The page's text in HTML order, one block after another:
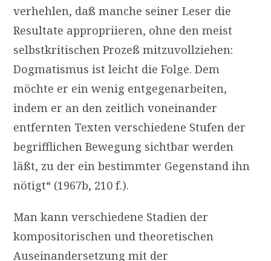
verhehlen, daß manche seiner Leser die
Resultate appropriieren, ohne den meist
selbstkritischen Prozeß mitzuvollziehen:
Dogmatismus ist leicht die Folge. Dem
möchte er ein wenig entgegenarbeiten,
indem er an den zeitlich voneinander
entfernten Texten verschiedene Stufen der
begrifflichen Bewegung sichtbar werden
läßt, zu der ein bestimmter Gegenstand ihn
nötigt“ (1967b, 210 f.).
Man kann verschiedene Stadien der
kompositorischen und theoretischen
Auseinandersetzung mit der